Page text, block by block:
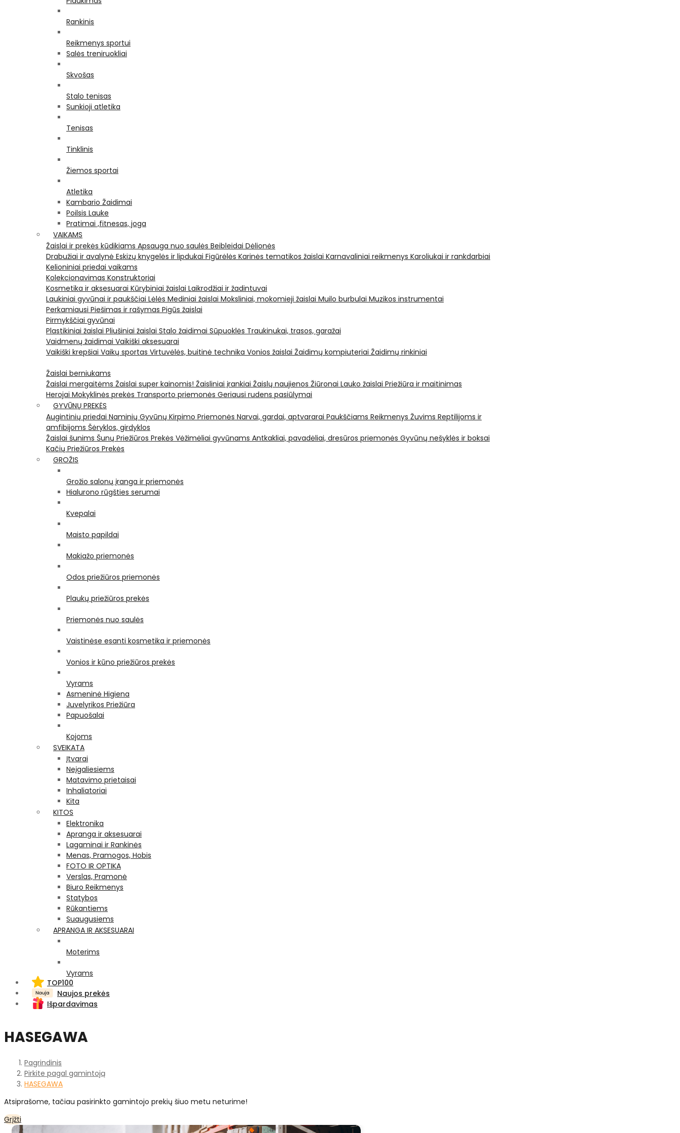
Rankinis
Reikmenys sportui
Salės treniruokliai
Skvošas
Stalo tenisas
Sunkioji atletika
Tenisas
Tinklinis
Žiemos sportai
Atletika
Kambario Žaidimai
Poilsis Lauke
Pratimai ,fitnesas, joga
VAIKAMS
Žaislai ir prekės kūdikiams Apsauga nuo saulės Beibleidai Dėlionės
Drabužiai ir avalynė Eskizų knygelės ir lipdukai Figūrėlės Karinės tematikos žaislai Karnavaliniai reikmenys Karoliukai ir rankdarbiai
Kelioniniai priedai vaikams
Kolekcionavimas Konstruktoriai
Kosmetika ir aksesuarai Kūrybiniai žaislai Laikrodžiai ir žadintuvai
Laukiniai gyvūnai ir paukščiai Lėlės Mediniai žaislai Moksliniai, mokomieji žaislai Muilo burbulai Muzikos instrumentai
Perkamiausi Piešimas ir rašymas Pigūs žaislai
Pirmykščiai gyvūnai
Plastikiniai žaislai Pliušiniai žaislai Stalo žaidimai Sūpuoklės Traukinukai, trasos, garažai
Vaidmenų žaidimai Vaikiški aksesuarai
Vaikiški krepšiai Vaikų sportas Virtuvėlės, buitinė technika Vonios žaislai Žaidimų kompiuteriai Žaidimų rinkiniai
Žaislai berniukams
Žaislai mergaitėms Žaislai super kainomis! Žaisliniai įrankiai Žaislų naujienos Žiūronai Lauko žaislai Priežiūra ir maitinimas
Herojai Mokyklinės prekės Transporto priemonės Geriausi rudens pasiūlymai
GYVŪNŲ PREKĖS
Augintinių priedai Naminių Gyvūnų Kirpimo Priemonės Narvai, gardai, aptvararai Paukščiams Reikmenys Žuvims Reptilijoms ir
amfibijoms Šėryklos, girdyklos
Žaislai šunims Šunų Priežiūros Prekės Vėžimėliai gyvūnams Antkakliai, pavadėliai, dresūros priemonės Gyvūnų nešyklės ir boksai
Kačių Priežiūros Prekės
GROŽIS
Grožio salonų įranga ir priemonės
Hialurono rūgšties serumai
Kvepalai
Maisto papildai
Makiažo priemonės
Odos priežiūros priemonės
Plaukų priežiūros prekės
Priemonės nuo saulės
Vaistinėse esanti kosmetika ir priemonės
Vonios ir kūno priežiūros prekės
Vyrams
Asmeninė Higiena
Juvelyrikos Priežiūra
Papuošalai
Kojoms
SVEIKATA
Įtvarai
Neįgaliesiems
Matavimo prietaisai
Inhaliatoriai
Kita
KITOS
Elektronika
Apranga ir aksesuarai
Lagaminai ir Rankinės
Menas, Pramogos, Hobis
FOTO IR OPTIKA
Verslas, Pramonė
Biuro Reikmenys
Statybos
Rūkantiems
Suaugusiems
APRANGA IR AKSESUARAI
Moterims
Vyrams
TOP100
Naujos prekės
Išpardavimas
HASEGAWA
Pagrindinis
Pirkite pagal gamintoją
HASEGAWA
Atsiprašome, tačiau pasirinkto gamintojo prekių šiuo metu neturime!
Grįžti